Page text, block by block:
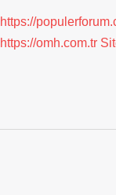
https://
https://omh.com.tr